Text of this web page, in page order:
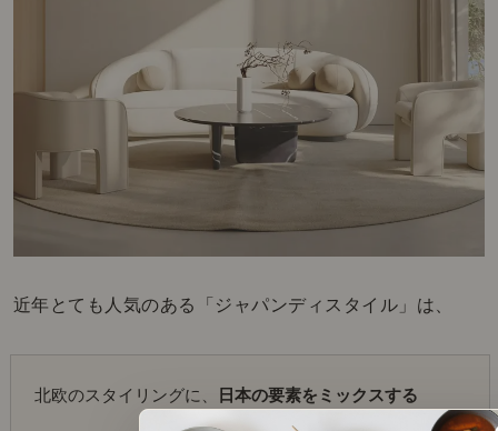
近年とても人気のある「ジャパンディスタイル」は、
北欧のスタイリングに、 日本の要素をミックスする